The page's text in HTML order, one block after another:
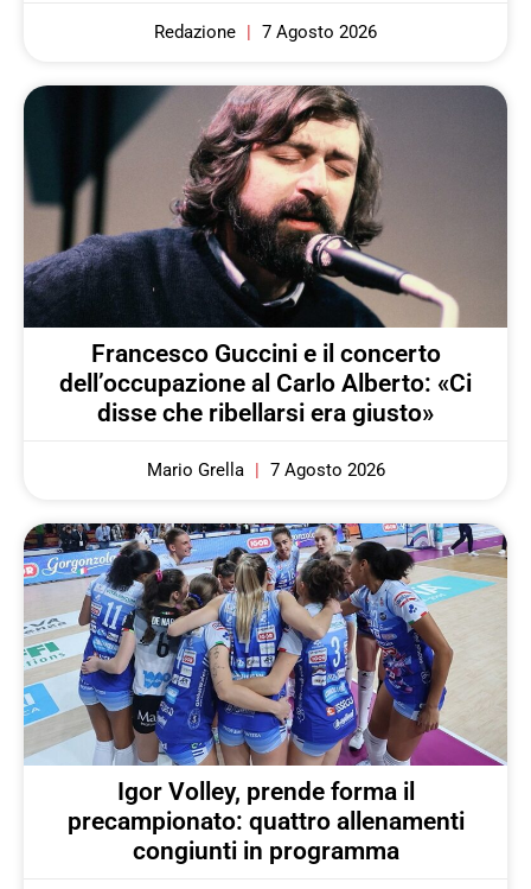
Redazione 7 Agosto 2026
Francesco Guccini e il concerto
dell’occupazione al Carlo Alberto: «Ci
disse che ribellarsi era giusto»
Mario Grella 7 Agosto 2026
Igor Volley, prende forma il
precampionato: quattro allenamenti
congiunti in programma